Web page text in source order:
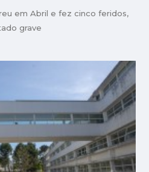
em Abril e fez cinco feridos,
grave